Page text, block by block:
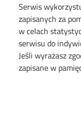
Serwis
zapisanych za
w celach
serwisu do
Jeśli wyrażasz
zapisane w